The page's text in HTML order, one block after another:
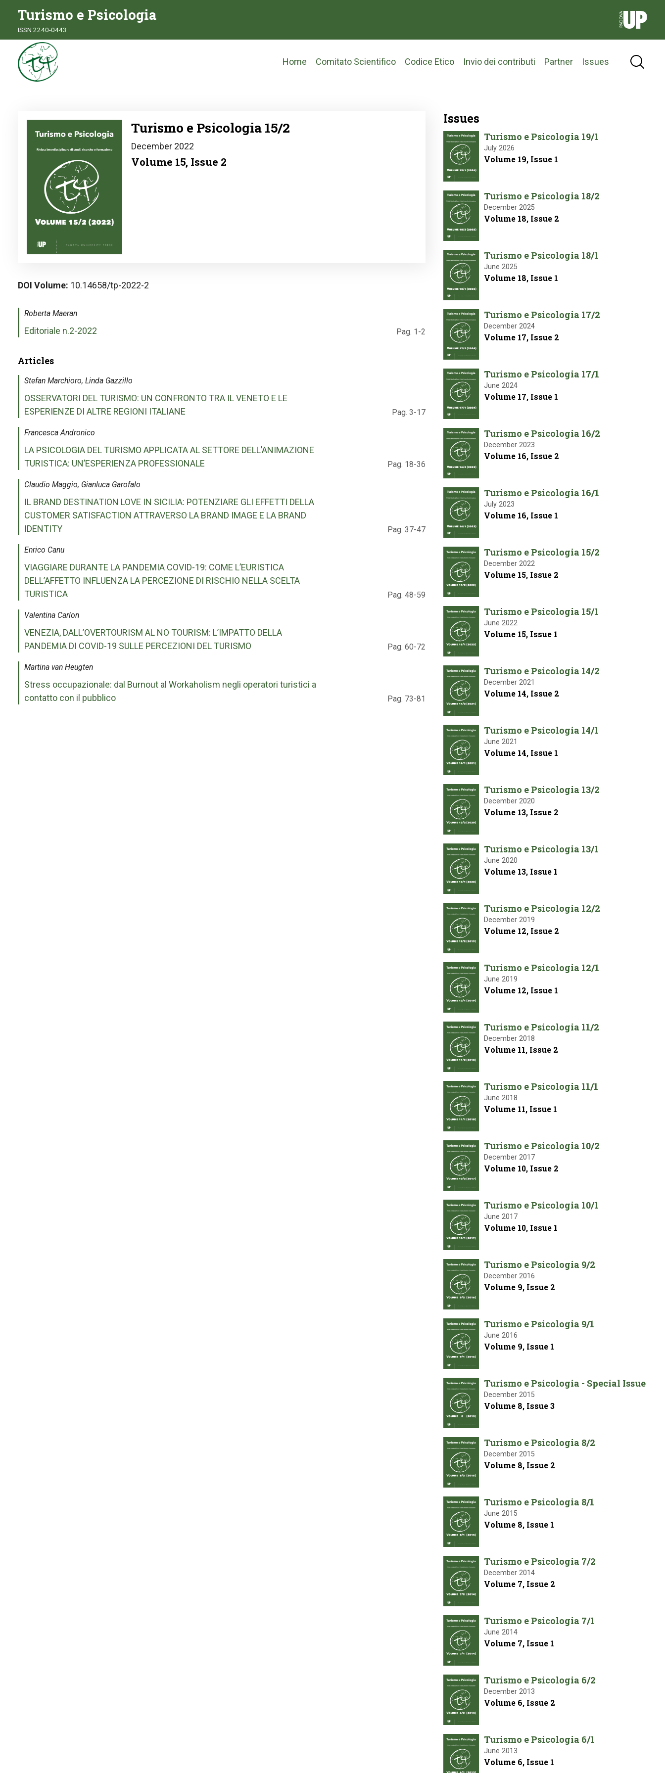
Turismo e Psicologia
ISSN 2240-0443
Main
Home Comitato Scientifico Codice Etico Invio dei contributi Partner Issues
Turismo e Psicologia 15/2
December 2022
Volume 15, Issue 2
DOI Volume 10.14658/tp-2022-2
Roberta Maeran
Editoriale n.2-2022 Pag. 1-2
Articles
Stefan Marchioro, Linda Gazzillo
OSSERVATORI DEL TURISMO: UN CONFRONTO TRA IL VENETO E LE
ESPERIENZE DI ALTRE REGIONI ITALIANE
Pag. 3-17
Francesca Andronico
LA PSICOLOGIA DEL TURISMO APPLICATA AL SETTORE DELL’ANIMAZIONE
TURISTICA: UN’ESPERIENZA PROFESSIONALE
Pag. 18-36
Claudio Maggio, Gianluca Garofalo
IL BRAND DESTINATION LOVE IN SICILIA: POTENZIARE GLI EFFETTI DELLA
CUSTOMER SATISFACTION ATTRAVERSO LA BRAND IMAGE E LA BRAND
IDENTITY
Pag. 37-47
Enrico Canu
VIAGGIARE DURANTE LA PANDEMIA COVID-19: COME L’EURISTICA
DELL’AFFETTO INFLUENZA LA PERCEZIONE DI RISCHIO NELLA SCELTA
TURISTICA
Pag. 48-59
Valentina Carlon
VENEZIA, DALL’OVERTOURISM AL NO TOURISM: L’IMPATTO DELLA
PANDEMIA DI COVID-19 SULLE PERCEZIONI DEL TURISMO
Pag. 60-72
Martina van Heugten
Stress occupazionale: dal Burnout al Workaholism negli operatori turistici a
contatto con il pubblico
Pag. 73-81
Issues
Turismo e Psicologia 19/1
July 2026
Volume 19, Issue 1
Turismo e Psicologia 18/2
December 2025
Volume 18, Issue 2
Turismo e Psicologia 18/1
June 2025
Volume 18, Issue 1
Turismo e Psicologia 17/2
December 2024
Volume 17, Issue 2
Turismo e Psicologia 17/1
June 2024
Volume 17, Issue 1
Turismo e Psicologia 16/2
December 2023
Volume 16, Issue 2
Turismo e Psicologia 16/1
July 2023
Volume 16, Issue 1
Turismo e Psicologia 15/2
December 2022
Volume 15, Issue 2
Turismo e Psicologia 15/1
June 2022
Volume 15, Issue 1
Turismo e Psicologia 14/2
December 2021
Volume 14, Issue 2
Turismo e Psicologia 14/1
June 2021
Volume 14, Issue 1
Turismo e Psicologia 13/2
December 2020
Volume 13, Issue 2
Turismo e Psicologia 13/1
June 2020
Volume 13, Issue 1
Turismo e Psicologia 12/2
December 2019
Volume 12, Issue 2
Turismo e Psicologia 12/1
June 2019
Volume 12, Issue 1
Turismo e Psicologia 11/2
December 2018
Volume 11, Issue 2
Turismo e Psicologia 11/1
June 2018
Volume 11, Issue 1
Turismo e Psicologia 10/2
December 2017
Volume 10, Issue 2
Turismo e Psicologia 10/1
June 2017
Volume 10, Issue 1
Turismo e Psicologia 9/2
December 2016
Volume 9, Issue 2
Turismo e Psicologia 9/1
June 2016
Volume 9, Issue 1
Turismo e Psicologia - Special Issue
December 2015
Volume 8, Issue 3
Turismo e Psicologia 8/2
December 2015
Volume 8, Issue 2
Turismo e Psicologia 8/1
June 2015
Volume 8, Issue 1
Turismo e Psicologia 7/2
December 2014
Volume 7, Issue 2
Turismo e Psicologia 7/1
June 2014
Volume 7, Issue 1
Turismo e Psicologia 6/2
December 2013
Volume 6, Issue 2
Turismo e Psicologia 6/1
June 2013
Volume 6, Issue 1